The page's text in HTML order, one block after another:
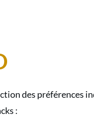
des préférences
: